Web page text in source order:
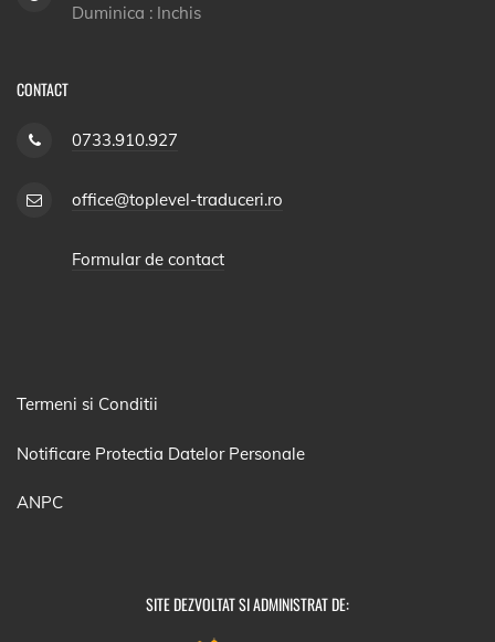
Duminica : Inchis
CONTACT
0733.910.927
office@toplevel-traduceri.ro
Formular de contact
Termeni si Conditii
Notificare Protectia Datelor Personale
ANPC
SITE DEZVOLTAT SI ADMINISTRAT DE: